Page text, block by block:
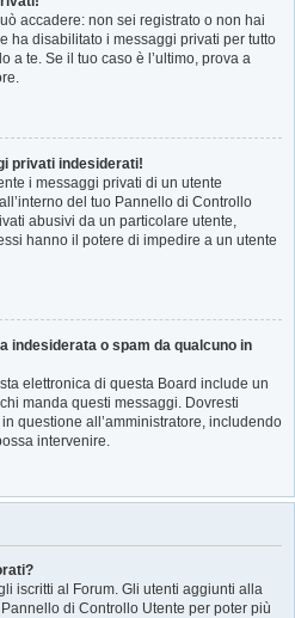
accadere: non sei registrato o non hai
ha disabilitato i messaggi privati per tutto
a te. Se il tuo caso è l’ultimo, prova a
privati indesiderati!
i messaggi privati ​​di un utente
del tuo Pannello di Controllo
​​abusivi da un particolare utente,
hanno il potere di impedire a un utente
indesiderata o spam da qualcuno in
elettronica di questa Board include un
manda questi messaggi. Dovresti
questione all’amministratore, includendo
intervenire.
iscritti al Forum. Gli utenti aggiunti alla
di Controllo Utente per poter più